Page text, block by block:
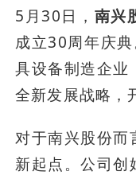
5月30日， 南兴
成立30周年庆
具设备制造企业
全新发展战略，
对于南兴股份而
新起点。公司创